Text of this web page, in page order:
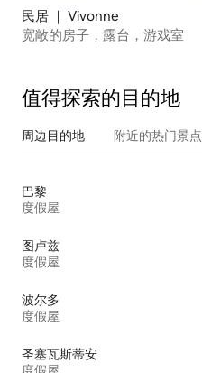
民居 ｜ Vivonne
宽敞的房子，露台，游戏室
值得探索的目的地
周边目的地 附近的热门景点
巴黎
度假屋
图卢兹
度假屋
波尔多
度假屋
圣塞瓦斯蒂安